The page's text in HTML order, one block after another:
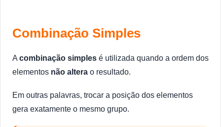
Combinação Simples
A combinação simples é utilizada quando a ordem dos
elementos não altera o resultado.
Em outras palavras, trocar a posição dos elementos
gera exatamente o mesmo grupo.